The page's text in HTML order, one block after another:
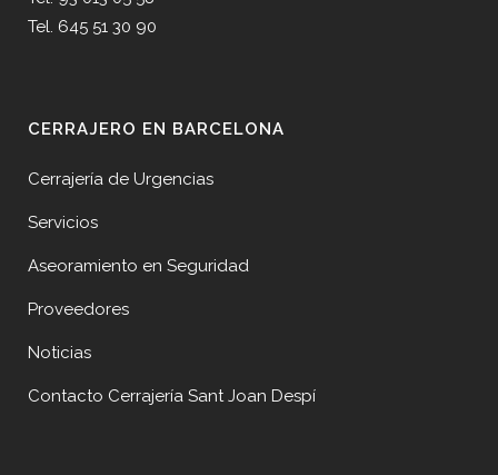
Tel. 645 51 30 90
CERRAJERO EN BARCELONA
Cerrajería de Urgencias
Servicios
Aseoramiento en Seguridad
Proveedores
Noticias
Contacto Cerrajería Sant Joan Despí